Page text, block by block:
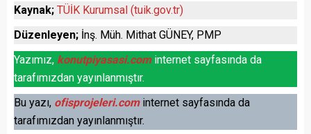
Kaynak; TÜİK Kurumsal (tuik.gov.tr)
Düzenleyen; İnş. Müh. Mithat GÜNEY, PMP
Yazımız, konutpiyasasi.cominternet sayfasında da
tarafımızdan yayınlanmıştır.
Bu yazı, ofisprojeleri.cominternet sayfasında da
tarafımızdan yayınlanmıştır.